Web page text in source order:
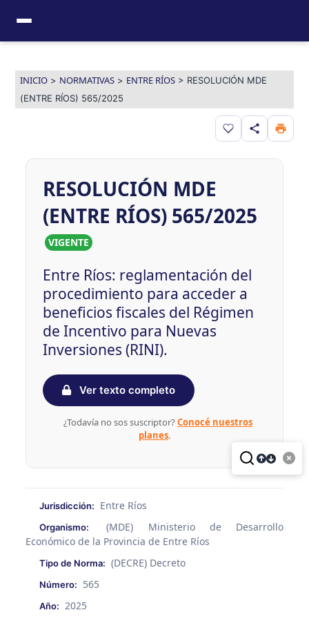
contenido
INICIO> NORMATIVAS> ENTRE RÍOS> RESOLUCIÓN MDE
(ENTRE RÍOS) 565/2025
Guardar en
RESOLUCIÓN MDE
(ENTRE RÍOS) 565/2025
VIGENTE
Entre Ríos: reglamentación del
procedimiento para acceder a
beneficios fiscales del Régimen
de Incentivo para Nuevas
Inversiones (RINI).
Ver texto completo
¿Todavía no sos suscriptor?Conocé nuestros
planes.
Jurisdicción: Entre Ríos
Organismo:
(MDE) Ministerio de Desarrollo
Económico de la Provincia de Entre Ríos
Tipo de Norma: (DECRE) Decreto
Número: 565
Año: 2025